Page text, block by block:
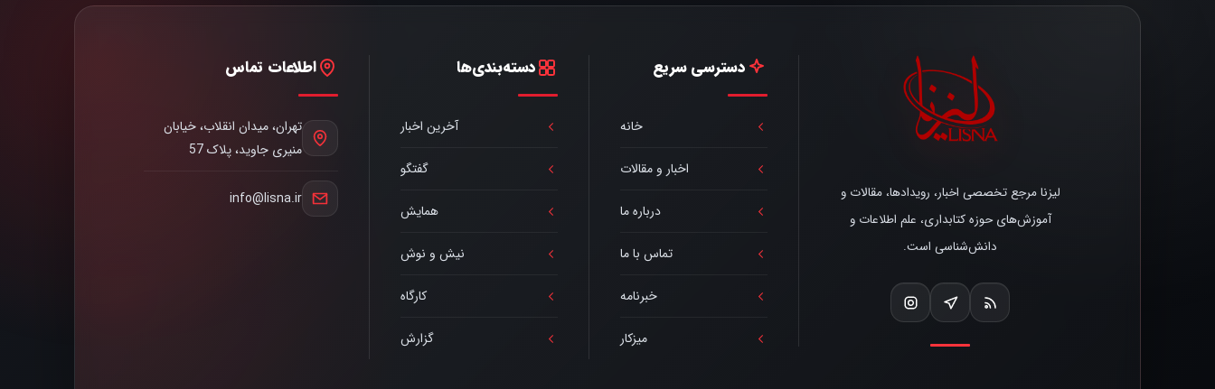
لیزنا مرجع تخصصی اخبار، رویدادها، مقالات و
آموزش‌های حوزه کتابداری، علم اطلاعات و
دانش‌شناسی است.
دسترسی سریع
خانه
اخبار و مقالات
درباره ما
تماس با ما
خبرنامه
میزکار
دسته‌بندی‌ها
آخرین اخبار
گفتگو
همایش
نیش و نوش
کارگاه
گزارش
اطلاعات تماس
تهران، میدان انقلاب، خیابان
منیری جاوید، پلاک 57
info@lisna.ir